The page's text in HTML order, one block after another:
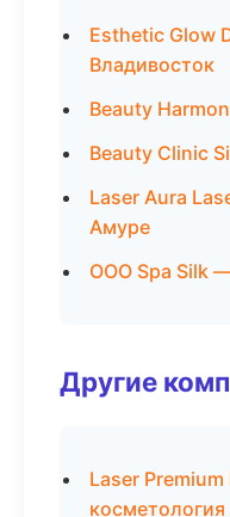
Esthetic Glow
Владивосток
Beauty
Beauty Clinic
Laser Aura
Амуре
ООО Spa Silk
Другие
Laser